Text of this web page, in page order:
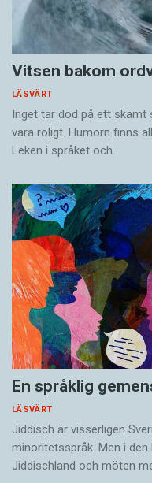
Vitsen bakom
LÄSVÄRT
Inget tar död på ett
vara roligt. Humorn finns
Leken i språket och…
En språklig
LÄSVÄRT
Jiddisch är visserligen
minoritetsspråk. Men i
Jiddischland och möten